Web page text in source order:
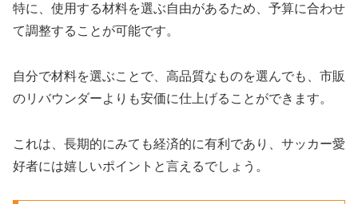
特に、使用する材料を選ぶ自由があるため、予算に合わせ
て調整することが可能です。
自分で材料を選ぶことで、高品質なものを選んでも、市販
のリバウンダーよりも安価に仕上げることができます。
これは、長期的にみても経済的に有利であり、サッカー愛
好者には嬉しいポイントと言えるでしょう。